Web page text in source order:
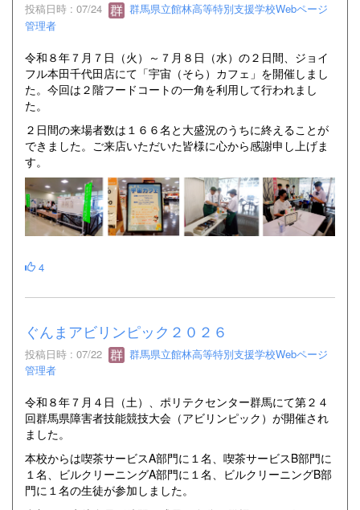
投稿日時 : 07/24
群馬県立館林高等特別支援学校Webページ
管理者
令和８年７月７日（火）～７月８日（水）の２日間、ジョイ
フル本田千代田店にて「宇宙（そら）カフェ」を開催しまし
た。今回は２階フードコートの一角を利用して行われまし
た。
２日間の来場者数は１６６名と大盛況のうちに終えることが
できました。ご来店いただいた皆様に心から感謝申し上げま
す。
4
ぐんまアビリンピック２０２６
投稿日時 : 07/22
群馬県立館林高等特別支援学校Webページ
管理者
令和８年７月４日（土）、ポリテクセンター群馬にて第２４
回群馬県障害者技能競技大会（アビリンピック）が開催され
ました。
本校からは喫茶サービスA部門に１名、喫茶サービスB部門に
１名、ビルクリーニングA部門に１名、ビルクリーニングB部
門に１名の生徒が参加しました。